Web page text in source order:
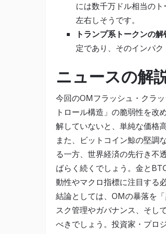
には数千万ドル相当の
左右しそうです。
トランプ系トークンの解
定であり、そのインパク
ニュースの解
今回のOMフラッシュ・クラ
トロール構造」の脆弱性を改
解していないと、単純な価格
また、ビットコイン鯨の堅調
る一方、世界経済の先行き不
ばらく続くでしょう。金と
動性やマクロ指標に注目する
結論としては、OMの暴落を
スク管理やガバナンス、そし
べきでしょう。投資家・プロ